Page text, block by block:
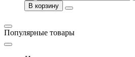
В корзину
Популярные товары